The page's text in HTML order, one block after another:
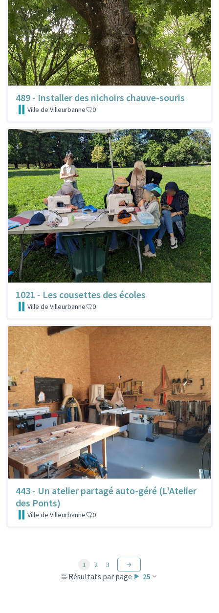
489 - Installer des nichoirs chauve-souris
Ville de Villeurbanne 0
1021 - Les cousettes des écoles
Ville de Villeurbanne 0
443 - Un atelier partagé auto-géré (L'Atelier
des Ponts)
Ville de Villeurbanne 0
Résultats par page : 25
1 2 3